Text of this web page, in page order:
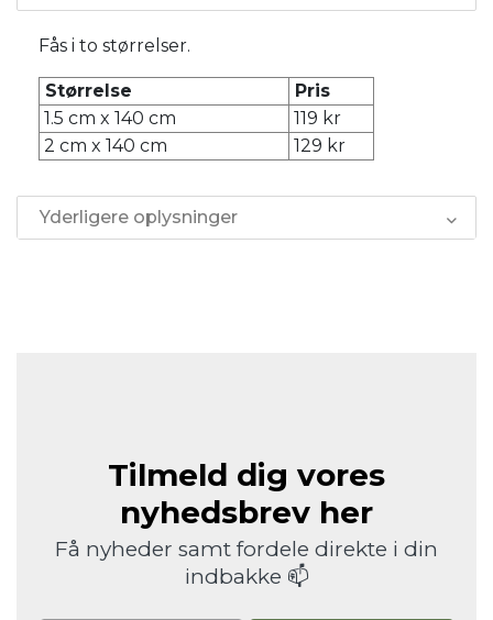
Fås i to størrelser.
Størrelse
Pris
1.5 cm x 140 cm
119 kr
2 cm x 140 cm
129 kr
Yderligere oplysninger
Tilmeld dig vores
nyhedsbrev her
Få nyheder samt fordele direkte i din
indbakke 📫